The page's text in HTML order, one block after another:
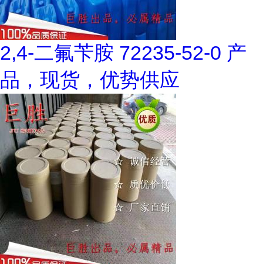
2,4-二氟苄胺 72235-52-0 产
品，现货，优势供应